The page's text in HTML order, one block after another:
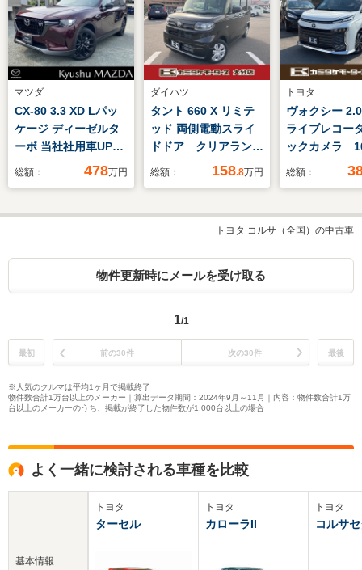
マツダ
CX-80 3.3 XD Lパッ
ケージ ディーゼルタ
ーボ 当社社用車UP・
3列シート・純正ナ
ンドシステム付
総額： 478万円
ダイハツ
タント 660 X リミテ
ッド 両側電動スライ
ドドア クリアランス
ソナー レーンアシス
LEDヘッドランプ ス
マートキー アイドリ
納ミラー シートヒー
総額： 158.8万円
トヨタ
ヴォクシー
ライブレコ
ックカメラ
チディスプレ
イドドア オ
ックハイビ
総額：
トヨタ コルサ（全国）の中古車
物件更新時にメールを受け取る
1/1
最初 前の30件 次の30件 最後
※人気のクルマは平均1ヶ月で掲載終了
物件数合計1万台以上のメーカー｜算出データ期間：2024年9月～11月｜内容：物件数合計1万
台以上のメーカーのうち、掲載が終了した物件数が1,000台以上の場合
よく一緒に検討される車種を比較
基本情報
トヨタ
ターセル
トヨタ
カローラII
トヨタ
コルサ